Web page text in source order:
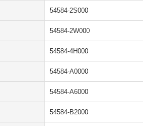
54584-2S000
54584-2W000
54584-4H000
54584-A0000
54584-A6000
54584-B2000